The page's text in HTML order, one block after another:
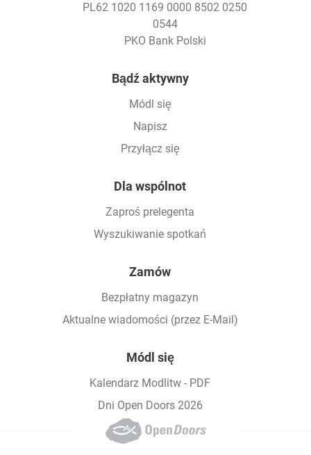
PL62 1020 1169 0000 8502 0250
0544
PKO Bank Polski
Bądź aktywny
Módl się
Napisz
Przyłącz się
Dla wspólnot
Zaproś prelegenta
Wyszukiwanie spotkań
Zamów
Bezpłatny magazyn
Aktualne wiadomości (przez E-Mail)
Módl się
Kalendarz Modlitw - PDF
Dni Open Doors 2026